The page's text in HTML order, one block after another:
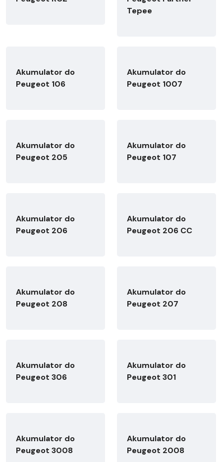
Tepee
Akumulator do
Peugeot 106
Akumulator do
Peugeot 1007
Akumulator do
Peugeot 205
Akumulator do
Peugeot 107
Akumulator do
Peugeot 206
Akumulator do
Peugeot 206 CC
Akumulator do
Peugeot 208
Akumulator do
Peugeot 207
Akumulator do
Peugeot 306
Akumulator do
Peugeot 301
Akumulator do
Peugeot 3008
Akumulator do
Peugeot 2008